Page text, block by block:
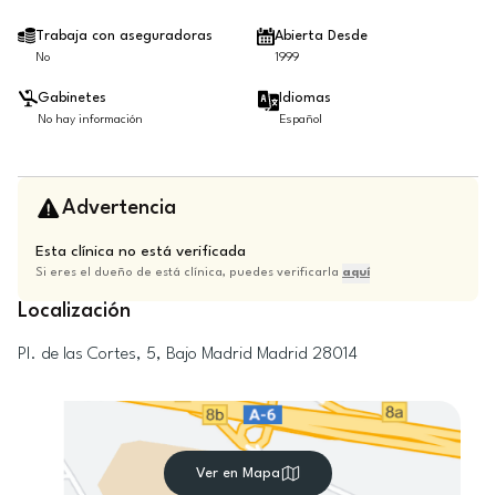
Trabaja con aseguradoras
No
Abierta Desde
1999
Gabinetes
No hay información
Idiomas
Español
Advertencia
Esta clínica no está verificada
Si eres el dueño de está clínica, puedes verificarla aquí
Localización
Pl. de las Cortes, 5, Bajo Madrid Madrid 28014
Ver en Mapa